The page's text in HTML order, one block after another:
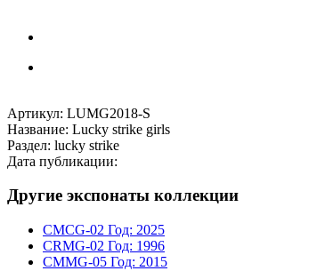
Артикул: LUMG2018-S
Название: Lucky strike girls
Раздел: lucky strike
Дата публикации:
Другие экспонаты коллекции
CMCG-02 Год: 2025
CRMG-02 Год: 1996
CMMG-05 Год: 2015